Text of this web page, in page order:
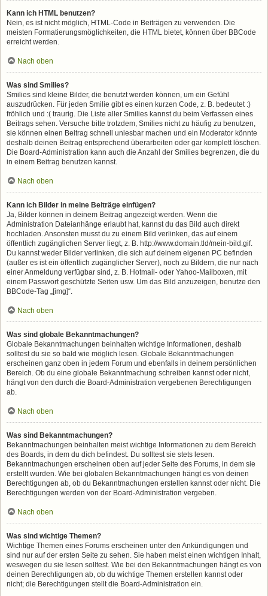
Kann ich HTML benutzen?
Nein, es ist nicht möglich, HTML-Code in Beiträgen zu verwenden. Die
meisten Formatierungsmöglichkeiten, die HTML bietet, können über BBCode
erreicht werden.
Nach oben
Was sind Smilies?
Smilies sind kleine Bilder, die benutzt werden können, um ein Gefühl
auszudrücken. Für jeden Smilie gibt es einen kurzen Code, z. B. bedeutet :)
fröhlich und :( traurig. Die Liste aller Smilies kannst du beim Verfassen eines
Beitrags sehen. Versuche bitte trotzdem, Smilies nicht zu häufig zu benutzen,
sie können einen Beitrag schnell unlesbar machen und ein Moderator könnte
deshalb deinen Beitrag entsprechend überarbeiten oder gar komplett löschen.
Die Board-Administration kann auch die Anzahl der Smilies begrenzen, die du
in einem Beitrag benutzen kannst.
Nach oben
Kann ich Bilder in meine Beiträge einfügen?
Ja, Bilder können in deinem Beitrag angezeigt werden. Wenn die
Administration Dateianhänge erlaubt hat, kannst du das Bild auch direkt
hochladen. Ansonsten musst du zu einem Bild verlinken, das auf einem
öffentlich zugänglichen Server liegt, z. B. http://www.domain.tld/mein-bild.gif.
Du kannst weder Bilder verlinken, die sich auf deinem eigenen PC befinden
(außer es ist ein öffentlich zugänglicher Server), noch zu Bildern, die nur nach
einer Anmeldung verfügbar sind, z. B. Hotmail- oder Yahoo-Mailboxen, mit
einem Passwort geschützte Seiten usw. Um das Bild anzuzeigen, benutze den
BBCode-Tag „[img]“.
Nach oben
Was sind globale Bekanntmachungen?
Globale Bekanntmachungen beinhalten wichtige Informationen, deshalb
solltest du sie so bald wie möglich lesen. Globale Bekanntmachungen
erscheinen ganz oben in jedem Forum und ebenfalls in deinem persönlichen
Bereich. Ob du eine globale Bekanntmachung schreiben kannst oder nicht,
hängt von den durch die Board-Administration vergebenen Berechtigungen
ab.
Nach oben
Was sind Bekanntmachungen?
Bekanntmachungen beinhalten meist wichtige Informationen zu dem Bereich
des Boards, in dem du dich befindest. Du solltest sie stets lesen.
Bekanntmachungen erscheinen oben auf jeder Seite des Forums, in dem sie
erstellt wurden. Wie bei globalen Bekanntmachungen hängt es von deinen
Berechtigungen ab, ob du Bekanntmachungen erstellen kannst oder nicht. Die
Berechtigungen werden von der Board-Administration vergeben.
Nach oben
Was sind wichtige Themen?
Wichtige Themen eines Forums erscheinen unter den Ankündigungen und
sind nur auf der ersten Seite zu sehen. Sie haben meist einen wichtigen Inhalt,
weswegen du sie lesen solltest. Wie bei den Bekanntmachungen hängt es von
deinen Berechtigungen ab, ob du wichtige Themen erstellen kannst oder
nicht; die Berechtigungen stellt die Board-Administration ein.